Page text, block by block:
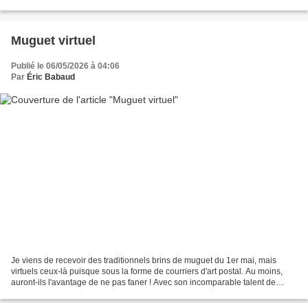
Muguet virtuel
Publié le 06/05/2026 à 04:06
Par Éric Babaud
Je viens de recevoir des traditionnels brins de muguet du 1er mai, mais
virtuels ceux-là puisque sous la forme de courriers d'art postal. Au moins,
auront-ils l'avantage de ne pas faner ! Avec son incomparable talent de